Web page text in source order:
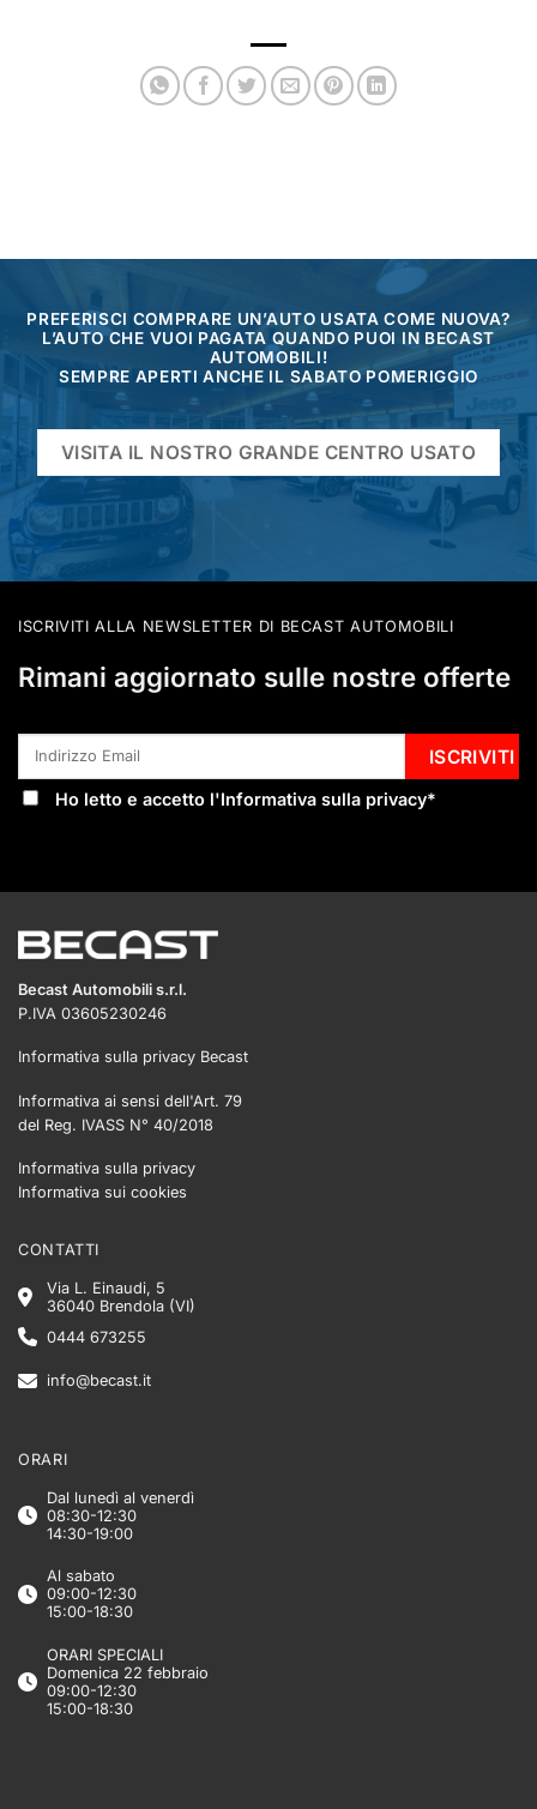
PREFERISCI COMPRARE UN’AUTO USATA COME NUOVA?
L’AUTO CHE VUOI PAGATA QUANDO PUOI IN BECAST
AUTOMOBILI!
SEMPRE APERTI ANCHE IL SABATO POMERIGGIO
VISITA IL NOSTRO GRANDE CENTRO USATO
ISCRIVITI ALLA NEWSLETTER DI BECAST AUTOMOBILI
Rimani aggiornato sulle nostre offerte
Ho letto e accetto l'Informativa sulla privacy*
Becast Automobili s.r.l.
P.IVA 03605230246
Informativa sulla privacy Becast
Informativa ai sensi dell'Art. 79
del Reg. IVASS N° 40/2018
Informativa sulla privacy
Informativa sui cookies
CONTATTI
Via L. Einaudi, 5
36040 Brendola (VI)
0444 673255
info@becast.it
ORARI
Dal lunedì al venerdì
08:30-12:30
14:30-19:00
Al sabato
09:00-12:30
15:00-18:30
ORARI SPECIALI
Domenica 22 febbraio
09:00-12:30
15:00-18:30